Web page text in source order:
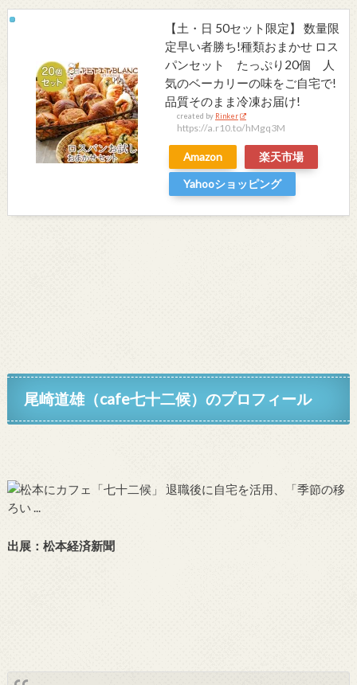
【土・日 50セット限定】 数量限
定早い者勝ち!種類おまかせ ロス
パンセット たっぷり20個 人
気のベーカリーの味をご自宅で!
品質そのまま冷凍お届け!
created by Rinker
https://a.r10.to/hMgq3M
Amazon
楽天市場
Yahooショッピング
尾崎道雄（cafe七十二候）のプロフィール
出展：松本経済新聞